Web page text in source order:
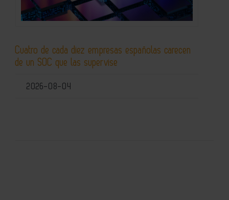
Cuatro de cada diez empresas españolas carecen
de un SOC que las supervise
2026-08-04